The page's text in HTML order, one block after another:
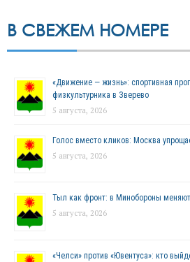
В СВЕЖЕМ НОМЕРЕ
«Движение — жизнь»: спортивная
физкультурника в Зверево
5 августа, 2026
Голос вместо кликов: Москва
5 августа, 2026
Тыл как фронт: в Минобороны
5 августа, 2026
«Челси» против «Ювентуса»: кто